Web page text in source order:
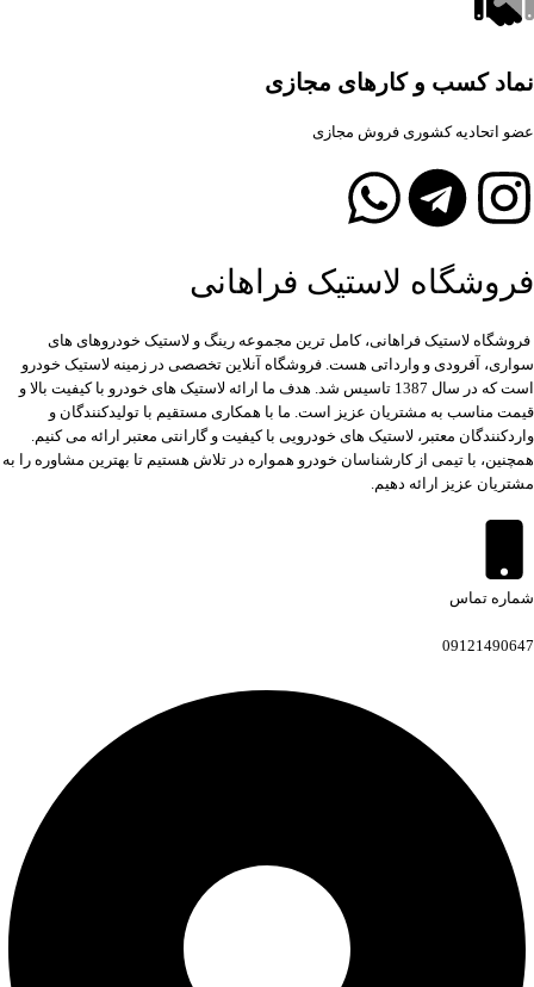
نماد کسب و کارهای مجازی
عضو اتحادیه کشوری فروش مجازی
فروشگاه لاستیک فراهانی
فروشگاه لاستیک فراهانی، کامل ترین مجموعه رینگ و لاستیک خودروهای های
سواری، آفرودی و وارداتی هست. فروشگاه آنلاین تخصصی در زمینه لاستیک خودرو
است که در سال 1387 تاسیس شد. هدف ما ارائه لاستیک های خودرو با کیفیت بالا و
قیمت مناسب به مشتریان عزیز است. ما با همکاری مستقیم با تولیدکنندگان و
واردکنندگان معتبر، لاستیک های خودرویی با کیفیت و گارانتی معتبر ارائه می کنیم.
همچنین، با تیمی از کارشناسان خودرو همواره در تلاش هستیم تا بهترین مشاوره را به
مشتریان عزیز ارائه دهیم.
شماره تماس
09121490647